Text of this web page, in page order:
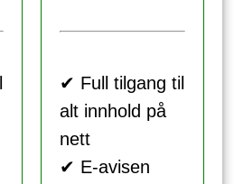
✔ Full tilgang til
alt innhold på
nett
✔ E-avisen